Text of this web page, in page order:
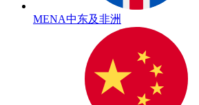
MENA中东及非洲